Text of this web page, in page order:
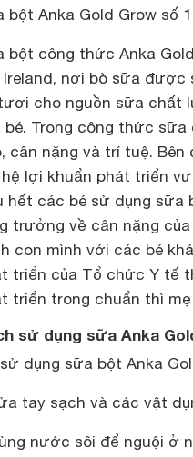
bột Anka Gold Grow số
bột công thức Anka
Ireland, nơi bò sữa được
cho nguồn sữa chất
bé. Trong công thức
cân nặng và trí tuệ.
lợi khuẩn phát triển
hết các bé sử dụng sữa
trưởng về cân nặng
con mình với các bé
triển của Tổ chức Y tế
triển trong chuẩn thì
sử dụng sữa Anka
dụng sữa bột Anka
tay sạch và các vật
nước sôi để nguội ở